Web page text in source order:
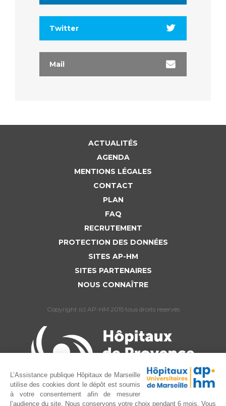
Twitter
Mail
ACTUALITÉS
AGENDA
MENTIONS LÉGALES
CONTACT
PLAN
FAQ
RECRUTEMENT
PROTECTION DES DONNÉES
SITES AP-HM
SITES PARTENAIRES
NOUS CONNAÎTRE
Copyright (c) AP-HM 2015 tous droits reservés
L’Assistance publique Hôpitaux de Marseille
utilise des cookies dont le dépôt est soumis
à votre consentement afin de mesurer
l’audience du site. Nous conservons votre choix pendant 6 mois. Vous